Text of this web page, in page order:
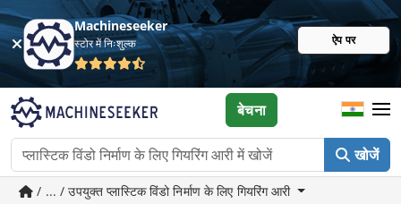
Machineseeker
स्टोर में निःशुल्क ऐप पर
खोजें
बेचना
/ ... / उपयुक्त प्लास्टिक विंडो निर्माण के लिए गियरिंग आरी